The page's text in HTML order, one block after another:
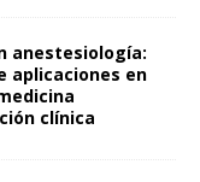
anestesiología:
aplicaciones en
clínica